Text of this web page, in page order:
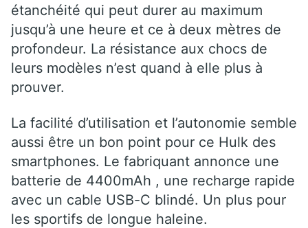
étanchéité qui peut durer au maximum
jusqu’à une heure et ce à deux mètres de
profondeur. La résistance aux chocs de
leurs modèles n’est quand à elle plus à
prouver.
La facilité d’utilisation et l’autonomie semble
aussi être un bon point pour ce Hulk des
smartphones. Le fabriquant annonce une
batterie de 4400mAh , une recharge rapide
avec un cable USB-C blindé. Un plus pour
les sportifs de longue haleine.